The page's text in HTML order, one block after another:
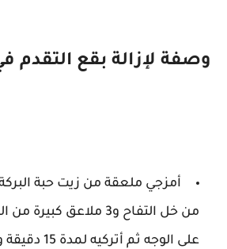
وصفة لإزالة بقع التقدم
من خل التفاح و3 ملاعق
على الوجه ثم